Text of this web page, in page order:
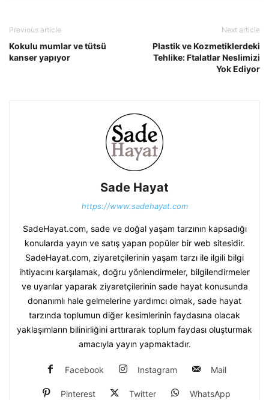
Previous article
Kokulu mumlar ve tütsü
kanser yapıyor
Next article
Plastik ve Kozmetiklerdeki
Tehlike: Ftalatlar Neslimizi
Yok Ediyor
Sade Hayat
https://www.sadehayat.com
SadeHayat.com, sade ve doğal yaşam tarzının kapsadığı
konularda yayın ve satış yapan popüler bir web sitesidir.
SadeHayat.com, ziyaretçilerinin yaşam tarzı ile ilgili bilgi
ihtiyacını karşılamak, doğru yönlendirmeler, bilgilendirmeler
ve uyarılar yaparak ziyaretçilerinin sade hayat konusunda
donanımlı hale gelmelerine yardımcı olmak, sade hayat
tarzında toplumun diğer kesimlerinin faydasına olacak
yaklaşımların bilinirliğini arttırarak toplum faydası oluşturmak
amacıyla yayın yapmaktadır.
Facebook Instagram Mail
Pinterest Twitter WhatsApp